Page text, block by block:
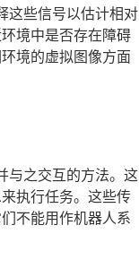
些信号以估计相对
境中是否存在障碍
境的虚拟图像方面
之交互的方法。这
执行任务。这些传
不能用作机器人系